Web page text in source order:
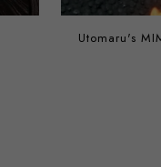
Utomaru's